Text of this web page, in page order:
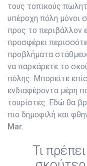
τους τοπικούς
υπέροχη πόλη μόνοι
προς το περιβάλλον
προσφέρει
προβλήματα
να παρκάρετε το
πόλης. Μπορείτε
ενδιαφέροντα μέρη
τουρίστες. Εδώ θα
πιο δημοφιλή και
Mar.
Τι